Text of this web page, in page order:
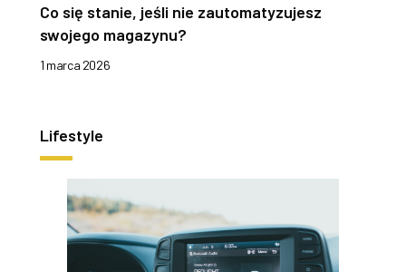
Co się stanie, jeśli nie zautomatyzujesz
swojego magazynu?
1 marca 2026
Lifestyle